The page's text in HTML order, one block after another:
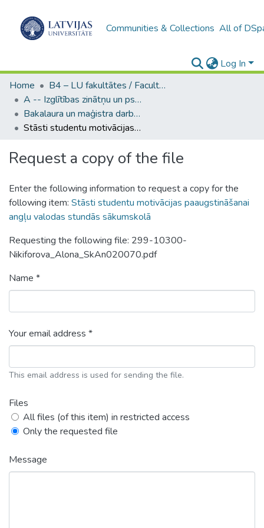
Communities & Collections All of
Log In
Home
B4 – LU fakultātes / Faculties of the UL
A -- Izglītības zinātņu un psiholoģijas fakultāte / Faculty of Education Sciences and Psychology
Bakalaura un maģistra darbi (PPMF) / Bachelor's and Master's theses
Stāsti studentu motivācijas paaugstināšanai angļu valodas stundās sākumskolā
Request a copy of the file
Enter the following information to request a copy for the
following item: Stāsti studentu motivācijas paaugstināšanai
angļu valodas stundās sākumskolā
Requesting the following file: 299-10300-
Nikiforova_Alona_SkAn020070.pdf
Name *
Your email address *
This email address is used for sending the file.
Files
All files (of this item) in restricted access
Only the requested file
Message